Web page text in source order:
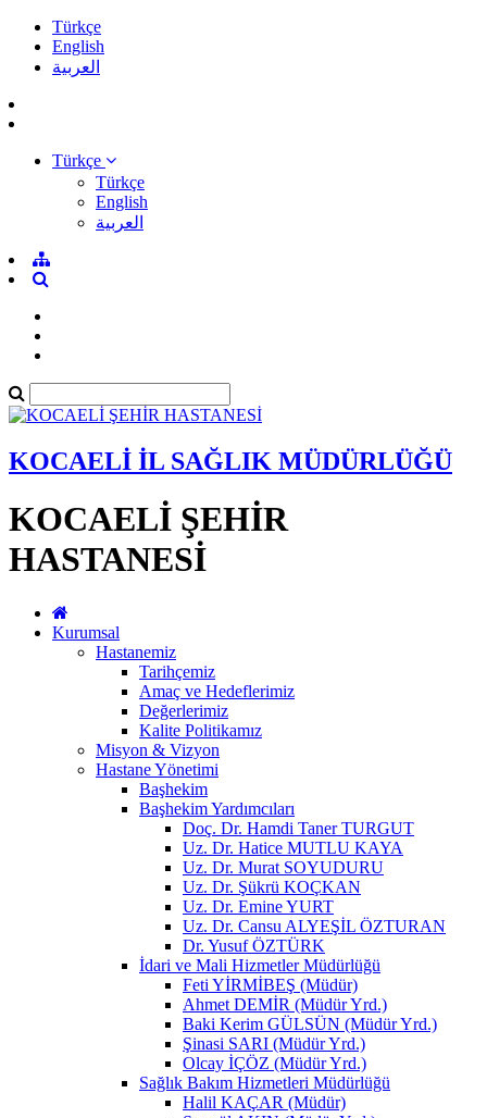
Türkçe
English
العربية
Türkçe
Türkçe
English
العربية
KOCAELİ İL SAĞLIK MÜDÜRLÜĞÜ
KOCAELİ ŞEHİR
HASTANESİ
Kurumsal
Hastanemiz
Tarihçemiz
Amaç ve Hedeflerimiz
Değerlerimiz
Kalite Politikamız
Misyon & Vizyon
Hastane Yönetimi
Başhekim
Başhekim Yardımcıları
Doç. Dr. Hamdi Taner TURGUT
Uz. Dr. Hatice MUTLU KAYA
Uz. Dr. Murat SOYUDURU
Uz. Dr. Şükrü KOÇKAN
Uz. Dr. Emine YURT
Uz. Dr. Cansu ALYEŞİL ÖZTURAN
Dr. Yusuf ÖZTÜRK
İdari ve Mali Hizmetler Müdürlüğü
Feti YİRMİBEŞ (Müdür)
Ahmet DEMİR (Müdür Yrd.)
Baki Kerim GÜLSÜN (Müdür Yrd.)
Şinasi SARI (Müdür Yrd.)
Olcay İÇÖZ (Müdür Yrd.)
Sağlık Bakım Hizmetleri Müdürlüğü
Halil KAÇAR (Müdür)